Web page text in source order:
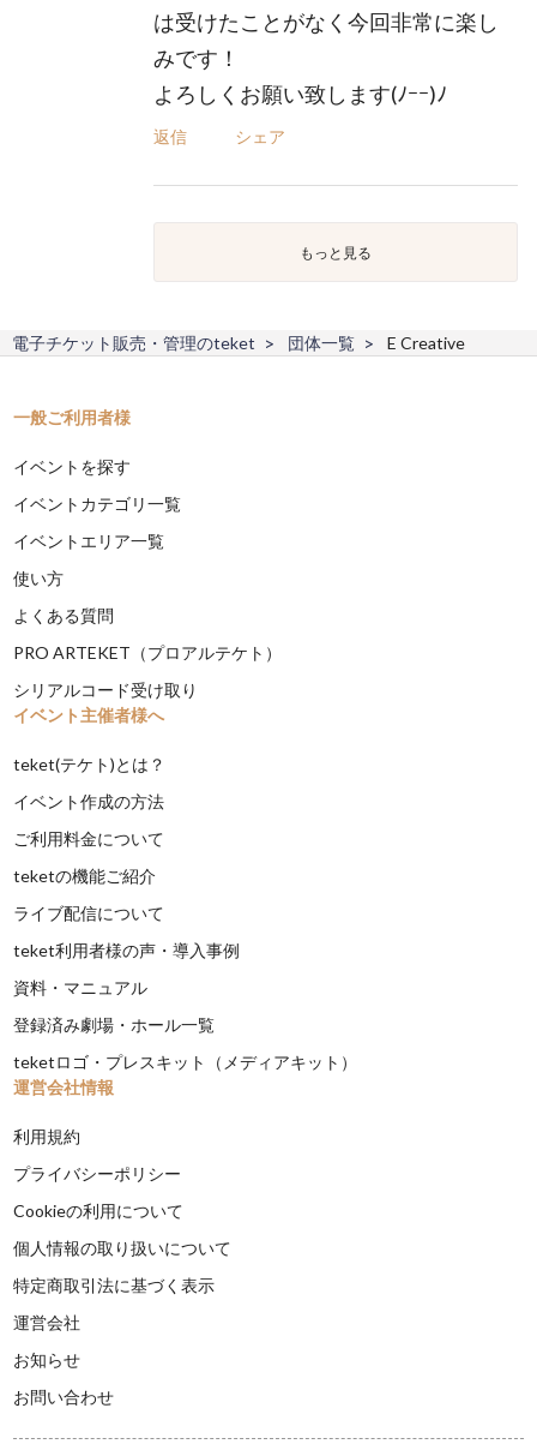
は受けたことがなく今回非常に楽し
みです！
よろしくお願い致します(ﾉｰｰ)ﾉ
返信 シェア
もっと見る
電子チケット販売・管理のteket 団体一覧 E Creative
一般ご利用者様
イベントを探す
イベントカテゴリ一覧
イベントエリア一覧
使い方
よくある質問
PRO ARTEKET（プロアルテケト）
シリアルコード受け取り
イベント主催者様へ
teket(テケト)とは？
イベント作成の方法
ご利用料金について
teketの機能ご紹介
ライブ配信について
teket利用者様の声・導入事例
資料・マニュアル
登録済み劇場・ホール一覧
teketロゴ・プレスキット（メディアキット）
運営会社情報
利用規約
プライバシーポリシー
Cookieの利用について
個人情報の取り扱いについて
特定商取引法に基づく表示
運営会社
お知らせ
お問い合わせ